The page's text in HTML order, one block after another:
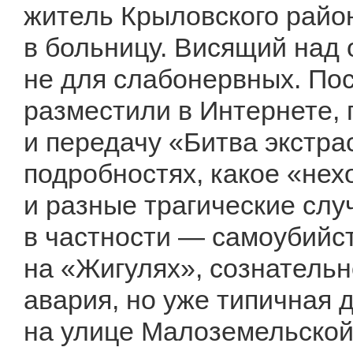
житель Крыловского
в больницу. Висящий
не для слабонервных.
разместили в
и передачу «Битва
подробностях, какое
и разные трагические
в частности —
на «Жигулях»,
авария, но уже типичная
на улице